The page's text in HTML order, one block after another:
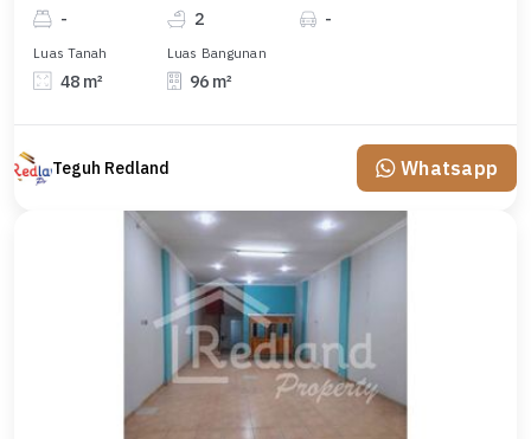
- 2 -
Luas Tanah
48 m²
Luas Bangunan
96 m²
Teguh Redland Whatsapp